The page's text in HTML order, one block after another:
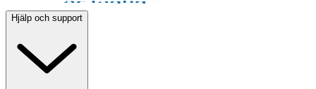
Hjälp och support